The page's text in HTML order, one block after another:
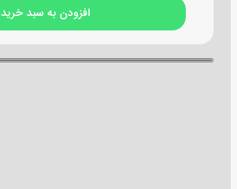
افزودن به سبد خرید